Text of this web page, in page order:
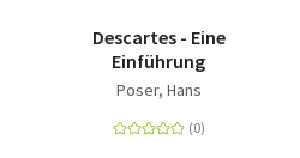
Descartes - Eine
Einführung
Poser, Hans